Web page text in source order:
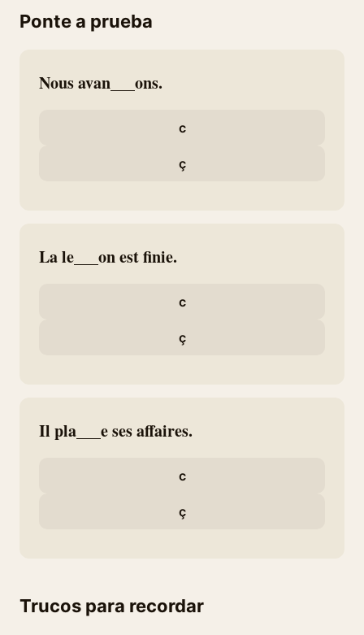
Ponte a prueba
Nous avan___ons.
c
ç
La le___on est finie.
c
ç
Il pla___e ses affaires.
c
ç
Trucos para recordar